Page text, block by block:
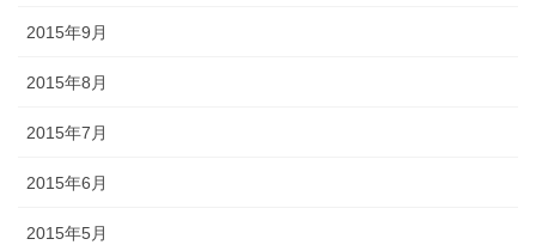
2015年9月
2015年8月
2015年7月
2015年6月
2015年5月